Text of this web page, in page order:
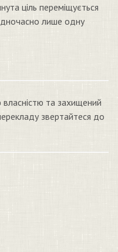
ціль переміщується
лише одну
та захищений
звертайтеся до